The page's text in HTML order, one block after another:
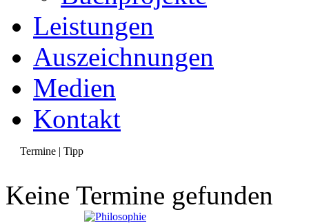
Leistungen
Auszeichnungen
Medien
Kontakt
Termine | Tipp
Keine Termine gefunden